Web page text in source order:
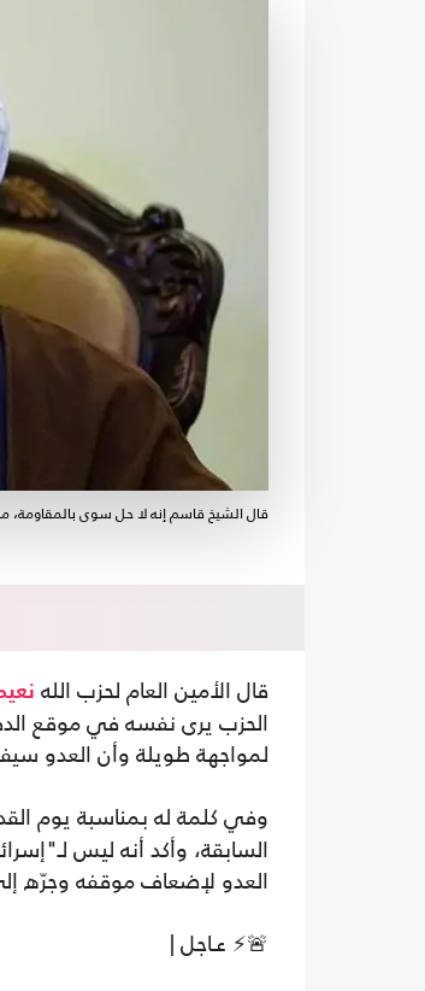
قال الشيخ قاسم إنه لا حل سوى بالمقاومة،
قال الأمين العام لحزب الله
الحزب يرى نفسه في موقع
لمواجهة طويلة وأن العدو
وفي كلمة له بمناسبة يوم
السابقة، وأكد أنه ليس
العدو لإضعاف موقفه وجرّه
🚨⚡️ عـاجل |